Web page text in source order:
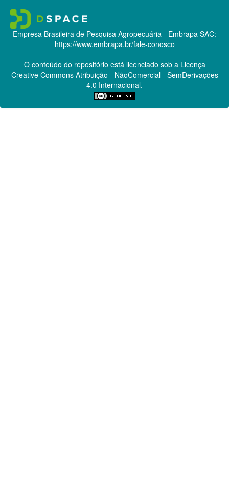
Empresa Brasileira de Pesquisa Agropecuária - Embrapa SAC:
https://www.embrapa.br/fale-conosco
O conteúdo do repositório está licenciado sob a Licença
Creative CommonsAtribuição - NãoComercial - SemDerivações
4.0 Internacional.